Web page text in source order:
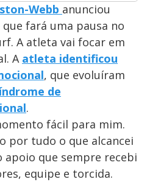
Webb anunciou
fará uma pausa no
A atleta vai focar em
A atleta identificou
, que evoluíram
de
.
fácil para mim.
por tudo o que alcancei
apoio que sempre recebi
equipe e torcida.